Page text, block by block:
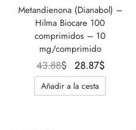
Metandienona (Dianabol) –
Hilma Biocare 100
comprimidos – 10
mg/comprimido
43.88$
El
precio
original
28.87$
Añadir a la cesta